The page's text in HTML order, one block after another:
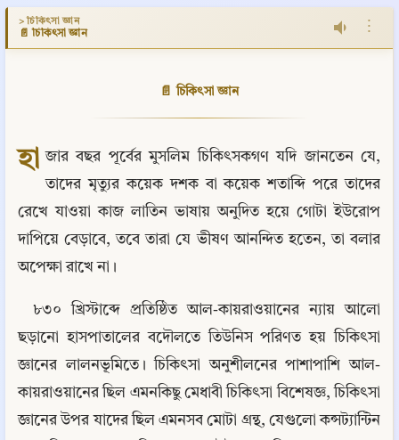
> চিকিৎসা জ্ঞান
📄 চিকিৎসা জ্ঞান ⋮
📄 চিকিৎসা জ্ঞান
হা জার বছর পূর্বের মুসলিম চিকিৎসকগণ যদি জানতেন যে,
তাদের মৃত্যুর কয়েক দশক বা কয়েক শতাব্দি পরে তাদের
রেখে যাওয়া কাজ লাতিন ভাষায় অনুদিত হয়ে গোটা ইউরোপ
দাপিয়ে বেড়াবে, তবে তারা যে ভীষণ আনন্দিত হতেন, তা বলার
অপেক্ষা রাখে না।
৮৩০ খ্রিস্টাব্দে প্রতিষ্ঠিত আল-কায়রাওয়ানের ন্যায় আলো
ছড়ানো হাসপাতালের বদৌলতে তিউনিস পরিণত হয় চিকিৎসা
জ্ঞানের লালনভূমিতে। চিকিৎসা অনুশীলনের পাশাপাশি আল-
কায়রাওয়ানের ছিল এমনকিছু মেধাবী চিকিৎসা বিশেষজ্ঞ, চিকিৎসা
জ্ঞানের উপর যাদের ছিল এমনসব মোটা গ্রন্থ, যেগুলো কন্সট্যান্টিন